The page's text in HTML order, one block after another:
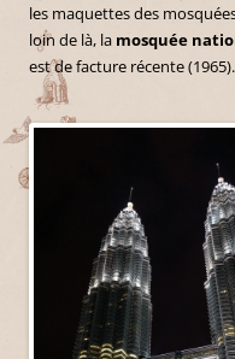
les maquettes des
loin de là, la mosquée
est de facture récente (1965).